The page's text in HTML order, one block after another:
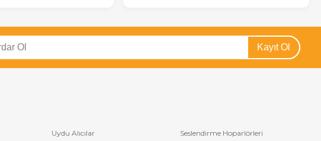
Kayıt Ol
Uydu Alıcılar
Seslendirme Hoparlörleri